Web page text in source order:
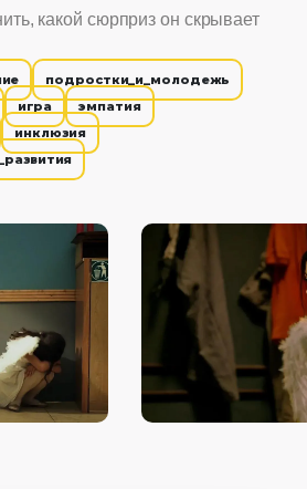
какой сюрприз он скрывает
подростки_и_молодежь
игра
эмпатия
инклюзия